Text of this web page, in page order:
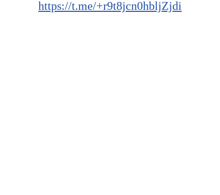
https://t.me/+r9t8jcn0hbljZjdi